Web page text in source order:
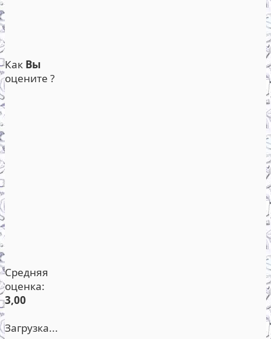
Как Вы
оцените ?
Средняя
оценка:
3,00
Загрузка...